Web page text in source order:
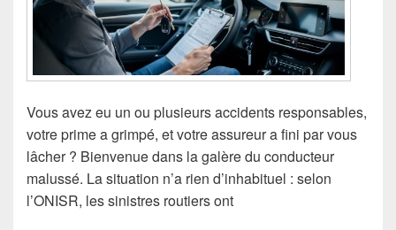
Vous avez eu un ou plusieurs accidents responsables,
votre prime a grimpé, et votre assureur a fini par vous
lâcher ? Bienvenue dans la galère du conducteur
malussé. La situation n’a rien d’inhabituel : selon
l’ONISR, les sinistres routiers ont